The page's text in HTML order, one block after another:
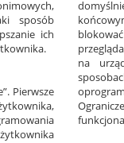
sposób
ich
Pierwsze
na